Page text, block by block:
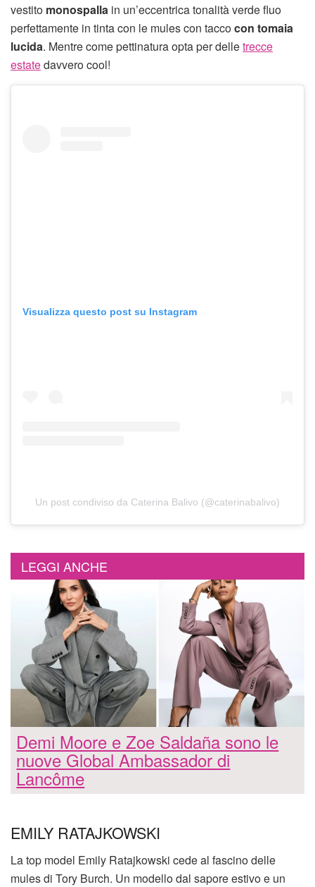
vestito monospalla in un’eccentrica tonalità verde fluo
perfettamente in tinta con le mules con taccocon tomaia
lucida. Mentre come pettinatura opta per delletrecce
estatedavvero cool!
Visualizza questo post su Instagram
Un post condiviso da Caterina Balivo (@caterinabalivo)
LEGGI ANCHE
Demi Moore e Zoe Saldaña sono le
nuove Global Ambassador di
Lancôme
EMILY RATAJKOWSKI
La top model Emily Ratajkowski cede al fascino delle
mules di Tory Burch. Un modello dal sapore estivo e un